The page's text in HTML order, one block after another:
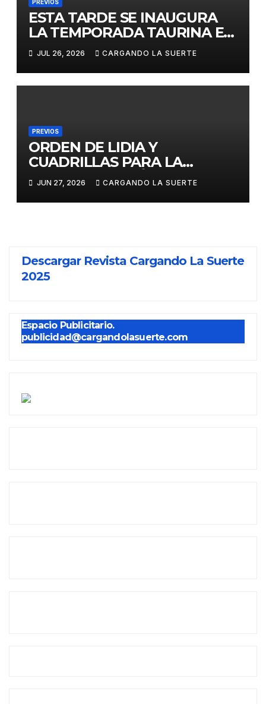
PREVIOS
ESTA TARDE SE INAUGURA
LA TEMPORADA TAURINA EN
LA CAPITAL, CON LA FINAL
DEL CERTAMEN JOSÉ RUIZ
«CALATRAVEÑO»
JUL 26, 2026 CARGANDO LA SUERTE
PREVIOS
ORDEN DE LIDIA Y
CUADRILLAS PARA LA
CORRIDA DEL DÍA DE LA
PROVINCIA EN
MIGUELTURRA
JUN 27, 2026 CARGANDO LA SUERTE
Descargar Revista Cargando La Suerte
2025
Espacio Publicitario.
publicidad@cargandolasuerte.com